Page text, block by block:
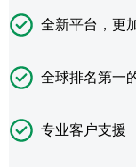
全新平台，更
全球排名第一
专业客户支援